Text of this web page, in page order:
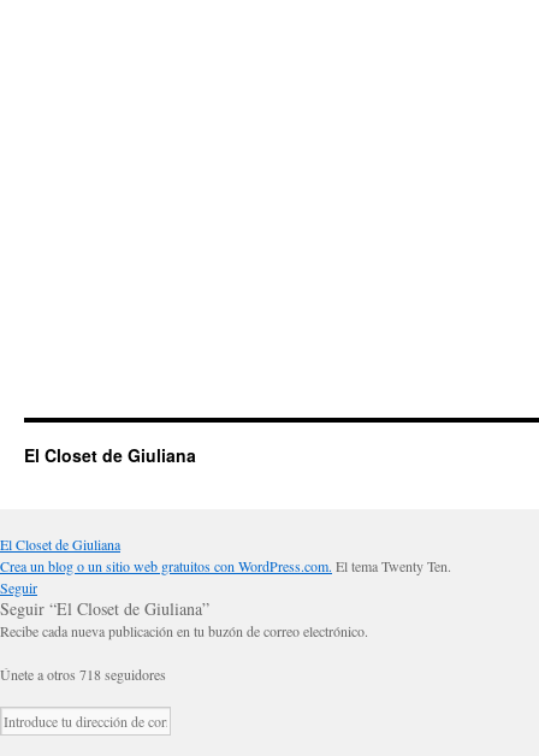
El Closet de Giuliana
El Closet de Giuliana
Crea un blog o un sitio web gratuitos con WordPress.com. El tema Twenty Ten.
Seguir
Seguir “El Closet de Giuliana”
Recibe cada nueva publicación en tu buzón de correo electrónico.
Únete a otros 718 seguidores